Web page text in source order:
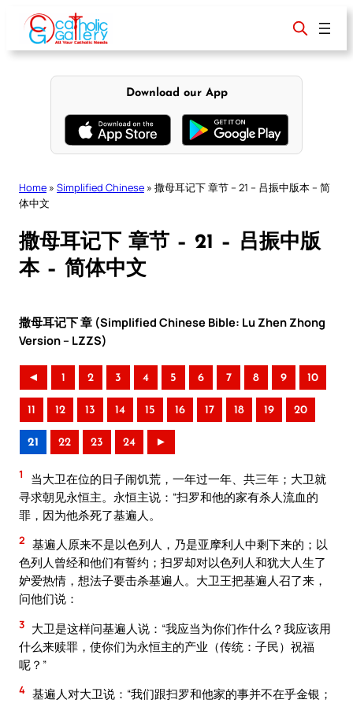
content
Download our App
Home » Simplified Chinese » 撒母耳记下 章节 – 21 – 吕振中版本 – 简
体中文
撒母耳记下 章节 – 21 – 吕振中版
本 – 简体中文
撒母耳记下 章 (Simplified Chinese Bible: Lu Zhen Zhong
Version – LZZS)
◄ 1 2 3 4 5 6 7 8 9 10
11 12 13 14 15 16 17 18 19 20
21 22 23 24 ►
1
当大卫在位的日子闹饥荒，一年过一年、共三年；大卫就
寻求朝见永恒主。永恒主说：“扫罗和他的家有杀人流血的
罪，因为他杀死了基遍人。
2 基遍人原来不是以色列人，乃是亚摩利人中剩下来的；以
色列人曾经和他们有誓约；扫罗却对以色列人和犹大人生了
妒爱热情，想法子要击杀基遍人。大卫王把基遍人召了来，
问他们说：
3 大卫是这样问基遍人说：“我应当为你们作什么？我应该用
什么来赎罪，使你们为永恒主的产业（传统：子民）祝福
呢？”
4 基遍人对大卫说：“我们跟扫罗和他家的事并不在乎金银；